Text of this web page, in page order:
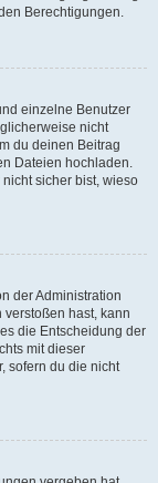
Berechtigungen.
einzelne Benutzer
nicht
du deinen Beitrag
Dateien hochladen.
sicher bist, wieso
der Administration
hast, kann
die Entscheidung der
mit dieser
sofern du die nicht